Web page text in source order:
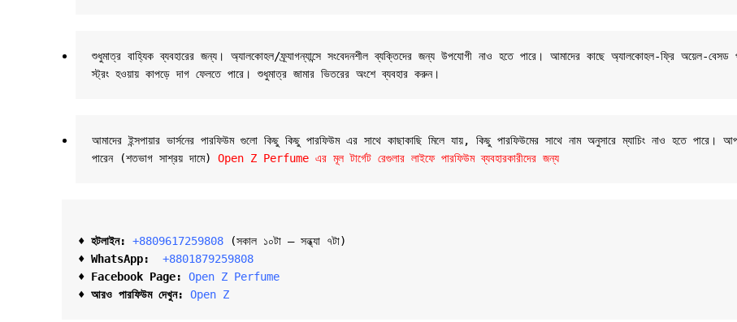
শুধুমাত্র বাহ্যিক ব্যবহারের জন্য। অ্যালকোহল/ফ্র্যাগন্যান্সে সংবেদনশীল ব্যক্তিদের জন্য উপযোগী নাও হতে পারে। আমাদের কাছে অ্যালকোহল-ফ্রি অয়েল-
স্ট্রং হওয়ায় কাপড়ে দাগ ফেলতে পারে। শুধুমাত্র জামার ভিতরের অংশে ব্যবহার করুন।
আমাদের ইন্সপায়ার ভার্সনের পারফিউম গুলো কিছু কিছু পারফিউম এর সাথে কাছাকাছি মিলে যায়, কিছু পারফিউমের সাথে নাম অনুসারে ম্যাচিং নাও হতে
পারেন (শতভাগ সাশ্রয় দামে) Open Z Perfume এর মূল টার্গেট রেগুলার লাইফে পারফিউম ব্যবহারকারীদের জন্য
♦ হটলাইন: +8809617259808
(সকাল ১০টা – সন্ধ্যা ৭টা)
♦ WhatsApp:
+8801879259808
♦ Facebook Page:
Open Z Perfume
♦ আরও পারফিউম দেখুন:
Open Z